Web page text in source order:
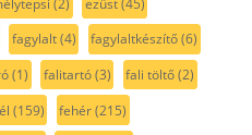
(2) ezüst(45)
fagylalt(4) fagylaltkészítő(6)
(1) falitartó(3) fali töltő(2)
(159) fehér(215)